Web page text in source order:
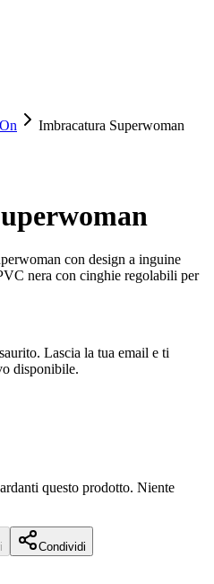
Imbracatura Superwoman
con design a inguine
nera con cinghie regolabili per
Lascia la tua email e ti
disponibile.
questo prodotto. Niente
Condividi